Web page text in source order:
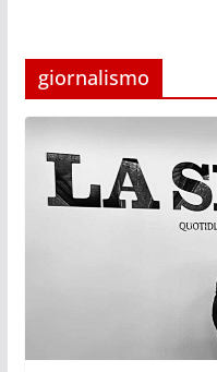
giornalismo